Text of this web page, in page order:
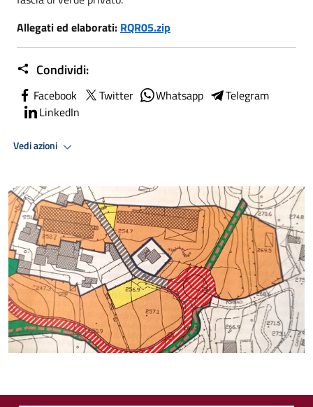
Allegati ed elaborati: RQR05.zip
Condividi:
Facebook Twitter Whatsapp
Telegram
LinkedIn
Vedi azioni